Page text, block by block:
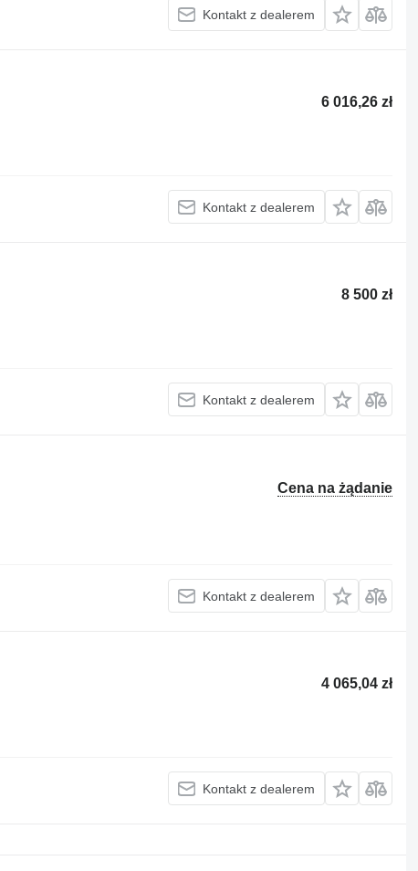
Kontakt z dealerem
6 016,26 zł
Kontakt z dealerem
8 500 zł
Kontakt z dealerem
Cena na żądanie
Kontakt z dealerem
4 065,04 zł
Kontakt z dealerem